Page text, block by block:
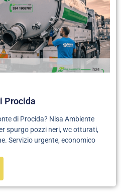
Procida
di Procida? Nisa Ambiente
spurgo pozzi neri, wc otturati,
Servizio urgente, economico